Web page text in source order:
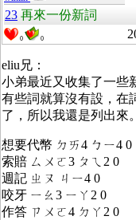
23 再來一份新詞
0 0
eliu兄：
小弟最近又收集了一些
有些詞就算沒有設，在
了，所以我還是列出來。
想要代幣 ㄉㄞ4 ㄅㄧ4 0
索賠 ㄙㄨㄛ3 ㄆㄟ2 0
週記 ㄓㄡ ㄐㄧ4 0
咬牙 ㄧㄠ3 ㄧㄚ2 0
作答 ㄗㄨㄛ4 ㄉㄚ2 0